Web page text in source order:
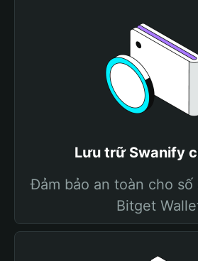
Lưu trữ Swanify
Đảm bảo an toàn cho số
Bitget